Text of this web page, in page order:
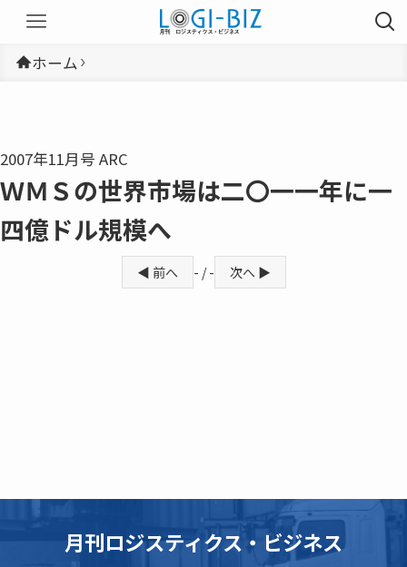
ホーム
2007年11月号 ARC
ＷＭＳの世界市場は二〇一一年に一
四億ドル規模へ
◀ 前へ - / - 次へ ▶
月刊ロジスティクス・ビジネス